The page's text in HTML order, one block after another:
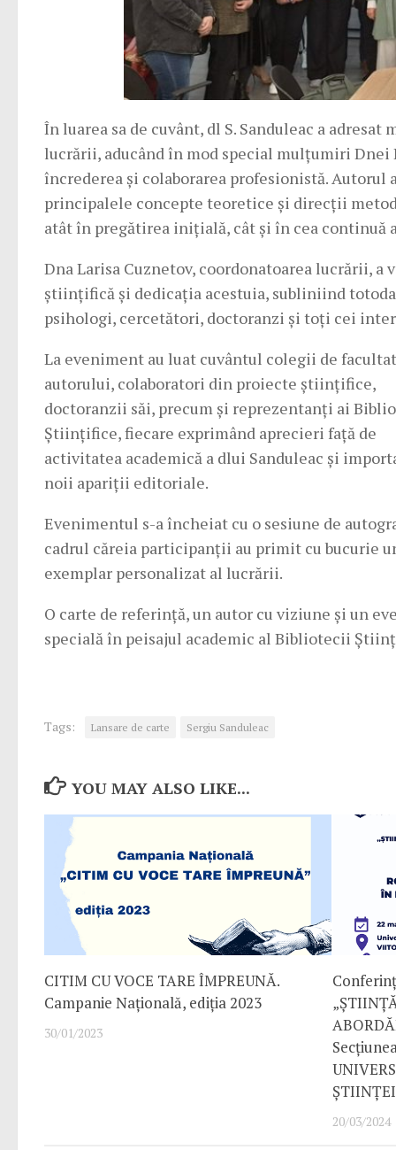
În luarea sa de cuvânt, dl S. Sanduleac a
lucrării, aducând în mod special mulțumiri Dnei
încrederea și colaborarea profesionistă.
principalele concepte teoretice și direcții
atât în pregătirea inițială, cât și în cea continuă
Dna Larisa Cuznetov, coordonatoarea lucrării,
științifică și dedicația acestuia, subliniind
psihologi, cercetători, doctoranzi și toți cei
La eveniment au luat cuvântul colegii de
autorului, colaboratori din proiecte științifice,
doctoranzii săi, precum și reprezentanți ai
Științifice, fiecare exprimând aprecieri față de
activitatea academică a dlui Sanduleac și
noii apariții editoriale.
Evenimentul s-a încheiat cu o sesiune de
cadrul căreia participanții au primit cu bucurie
exemplar personalizat al lucrării.
O carte de referință, un autor cu viziune și un
specială în peisajul academic al Bibliotecii
Tags: Lansare de carte Sergiu Sanduleac
YOU MAY ALSO LIKE...
CITIM CU VOCE TARE ÎMPREUNĂ.
Campanie Națională, ediția 2023
30/01/2023
20/03/2024